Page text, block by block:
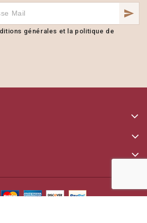
générales et la politique de